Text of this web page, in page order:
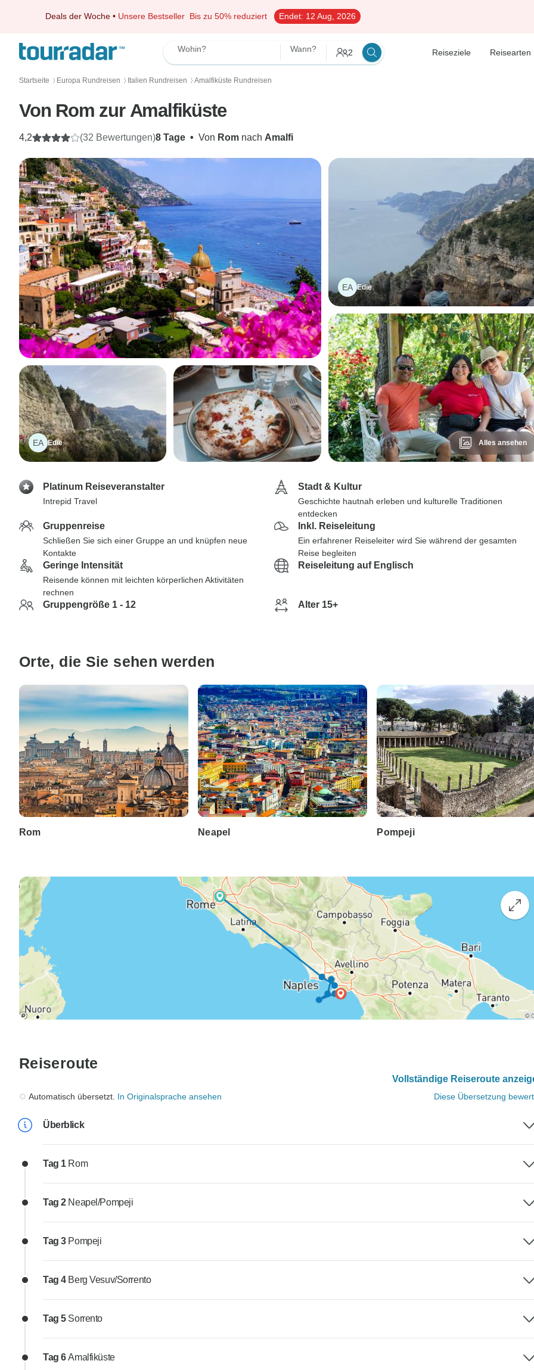
Deals der Woche • Unsere Bestseller Bis zu 50% reduziert Endet: 12 Aug, 2026
Wohin? Wann? 2 Reiseziele Reisearten
Startseite 〉 Europa Rundreisen 〉 Italien Rundreisen 〉 Amalfiküste Rundreisen
Von Rom zur Amalfiküste
8 Tage • Von Rom nach Amalfi
4,2 (32 Bewertungen)
EA Edie
EA Edie
Alles ansehen
Platinum Reiseveranstalter
Intrepid Travel
Stadt & Kultur
Geschichte hautnah erleben und kulturelle Traditionen
entdecken
Gruppenreise
Schließen Sie sich einer Gruppe an und knüpfen neue
Kontakte
Inkl. Reiseleitung
Ein erfahrener Reiseleiter wird Sie während der gesamten
Reise begleiten
Geringe Intensität
Reisende können mit leichten körperlichen Aktivitäten
rechnen
Reiseleitung auf Englisch
Gruppengröße 1 - 12 Alter 15+
Orte, die Sie sehen werden
Rom Neapel Pompeji
Reiseroute
Vollständige Reiseroute
Automatisch übersetzt. In Originalsprache ansehen Diese Übersetzung
Überblick
Tag 1 Rom
Tag 2 Neapel/Pompeji
Tag 3 Pompeji
Tag 4 Berg Vesuv/Sorrento
Tag 5 Sorrento
Tag 6Amalfiküste